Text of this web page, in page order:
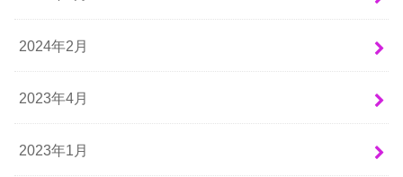
2024年2月
2023年4月
2023年1月